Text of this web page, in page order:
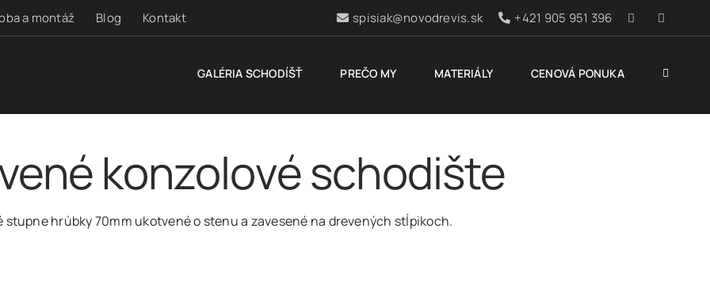
a montáž Blog Kontakt spisiak@novodrevis.sk +421 905 951 396
GALÉRIA SCHODÍŠŤ PREČO MY MATERIÁLY CENOVÁ PONUKA
konzolové schodište
stupne hrúbky 70mm ukotvené o stenu a zavesené na drevených stĺpikoch.